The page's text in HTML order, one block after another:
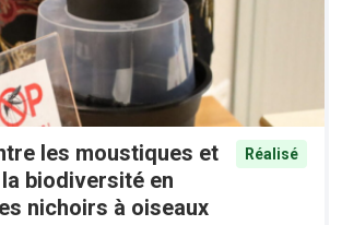
les moustiques et
biodiversité en
nichoirs à oiseaux
Réalisé